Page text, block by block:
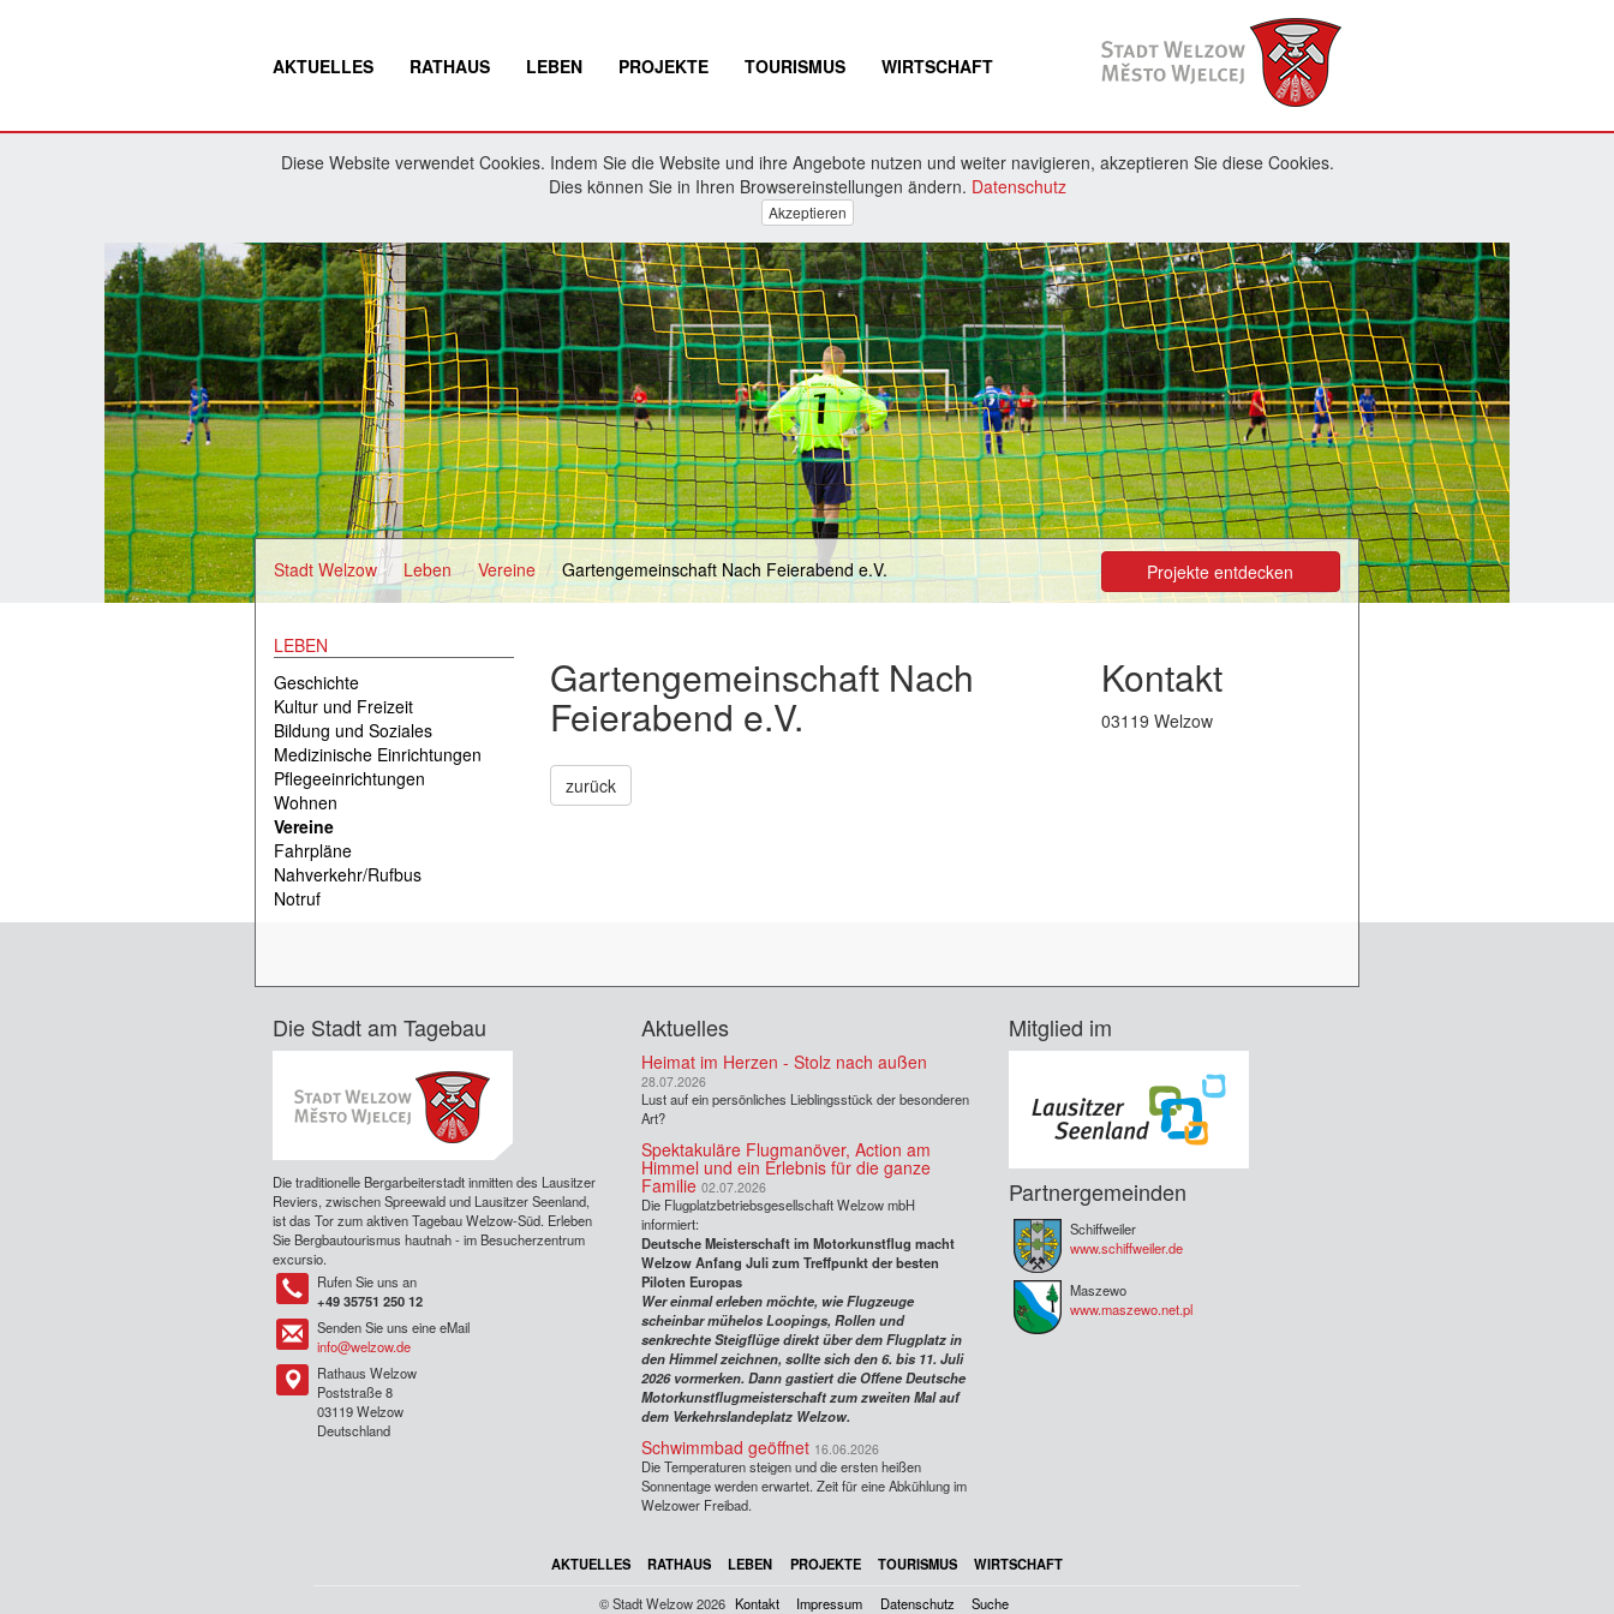
AKTUELLES RATHAUS LEBEN PROJEKTE TOURISMUS WIRTSCHAFT
Diese Website verwendet Cookies. Indem Sie die Website und ihre Angebote nutzen und weiter navigieren, akzeptieren Sie diese Cookies.
Dies können Sie in Ihren Browsereinstellungen ändern. Datenschutz
Akzeptieren
Stadt Welzow Leben Vereine Gartengemeinschaft Nach Feierabend e.V. Projekte entdecken
LEBEN
Geschichte
Kultur und Freizeit
Bildung und Soziales
Medizinische Einrichtungen
Pflegeeinrichtungen
Wohnen
Vereine
Fahrpläne
Nahverkehr/Rufbus
Notruf
Gartengemeinschaft Nach
Feierabend e.V.
zurück
Kontakt
03119 Welzow
Die Stadt am Tagebau
Die traditionelle Bergarbeiterstadt inmitten des Lausitzer
Reviers, zwischen Spreewald und Lausitzer Seenland,
ist das Tor zum aktiven Tagebau Welzow-Süd. Erleben
Sie Bergbautourismus hautnah - im Besucherzentrum
excursio.
TelRufen Sie uns an
+49 35751 250 12
TelSenden Sie uns eine eMail
info@welzow.de
Tel
Rathaus Welzow
Poststraße 8
03119 Welzow
Deutschland
Aktuelles
Heimat im Herzen - Stolz nach außen
28.07.2026
Lust auf ein persönliches Lieblingsstück der besonderen
Art?
Spektakuläre Flugmanöver, Action am
Himmel und ein Erlebnis für die ganze
Familie 02.07.2026
Die Flugplatzbetriebsgesellschaft Welzow mbH
informiert:
Deutsche Meisterschaft im Motorkunstflug macht
Welzow Anfang Juli zum Treffpunkt der besten
Piloten Europas
Wer einmal erleben möchte, wie Flugzeuge
scheinbar mühelos Loopings, Rollen und
senkrechte Steigflüge direkt über dem Flugplatz in
den Himmel zeichnen, sollte sich den 6. bis 11. Juli
2026 vormerken. Dann gastiert die Offene Deutsche
Motorkunstflugmeisterschaft zum zweiten Mal auf
dem Verkehrslandeplatz Welzow.
Schwimmbad geöffnet 16.06.2026
Die Temperaturen steigen und die ersten heißen
Sonnentage werden erwartet. Zeit für eine Abkühlung im
Welzower Freibad.
Mitglied im
Partnergemeinden
Schiffweiler
www.schiffweiler.de
Maszewo
www.maszewo.net.pl
AKTUELLES RATHAUS LEBEN PROJEKTE TOURISMUS WIRTSCHAFT
© Stadt Welzow 2026 Kontakt Impressum Datenschutz Suche